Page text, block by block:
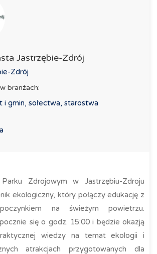
Jastrzębie-Zdrój
Zdrój
branżach:
i gmin, sołectwa, starostwa
Zdrojowym w Jastrzębiu-Zdroju
ekologiczny, który połączy edukację z
na świeżym powietrzu.
się o godz. 15:00 i będzie okazją
wiedzy na temat ekologii i
atrakcjach przygotowanych dla